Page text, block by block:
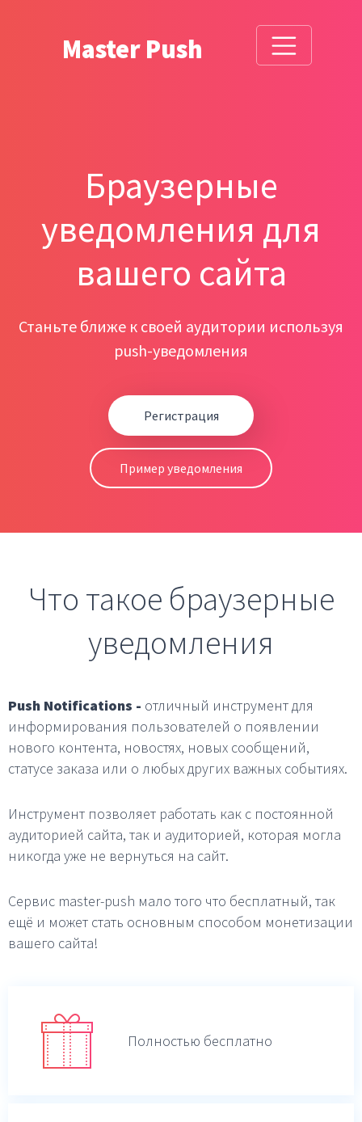
Master Push
Браузерные
уведомления для
вашего сайта
Станьте ближе к своей аудитории используя
push-уведомления
Регистрация
Пример уведомления
Что такое браузерные
уведомления
Push Notifications - отличный инструмент для
информирования пользователей о появлении
нового контента, новостях, новых сообщений,
статусе заказа или о любых других важных событиях.
Инструмент позволяет работать как с постоянной
аудиторией сайта, так и аудиторией, которая могла
никогда уже не вернуться на сайт.
Сервис master-push мало того что бесплатный, так
ещё и может стать основным способом монетизации
вашего сайта!
Полностью бесплатно